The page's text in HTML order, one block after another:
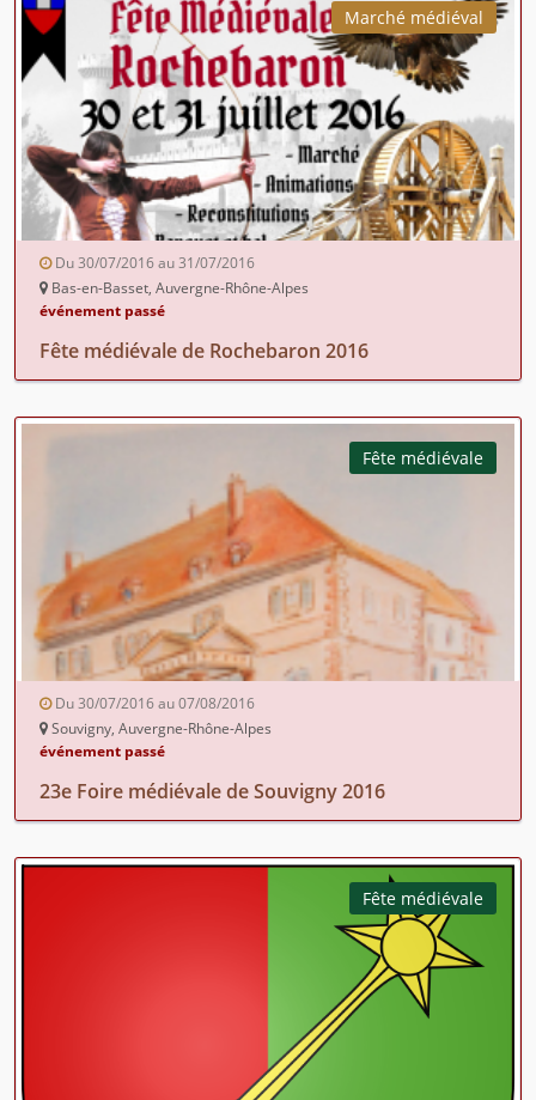
Marché médiéval
Du 30/07/2016 au 31/07/2016
Bas-en-Basset, Auvergne-Rhône-Alpes
événement passé
Fête médiévale de Rochebaron 2016
Fête médiévale
Du 30/07/2016 au 07/08/2016
Souvigny, Auvergne-Rhône-Alpes
événement passé
23e Foire médiévale de Souvigny 2016
Fête médiévale